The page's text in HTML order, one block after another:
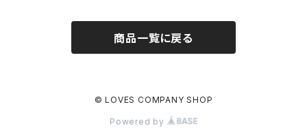
商品一覧に戻る
© LOVES COMPANY SHOP
Powered by